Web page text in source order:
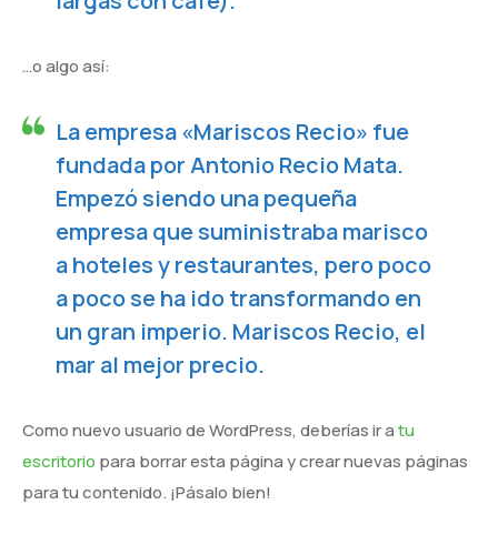
…o algo así:
La empresa «Mariscos Recio» fue
fundada por Antonio Recio Mata.
Empezó siendo una pequeña
empresa que suministraba marisco
a hoteles y restaurantes, pero poco
a poco se ha ido transformando en
un gran imperio. Mariscos Recio, el
mar al mejor precio.
Como nuevo usuario de WordPress, deberías ir atu
escritorio para borrar esta página y crear nuevas páginas
para tu contenido. ¡Pásalo bien!